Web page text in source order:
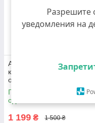
Разрешите
уведомления на
Аквафор AQUABOSS-1-
корпус фільтра
очищення води
Готово до відправки
од.
1 199 ₴ 1 500 ₴